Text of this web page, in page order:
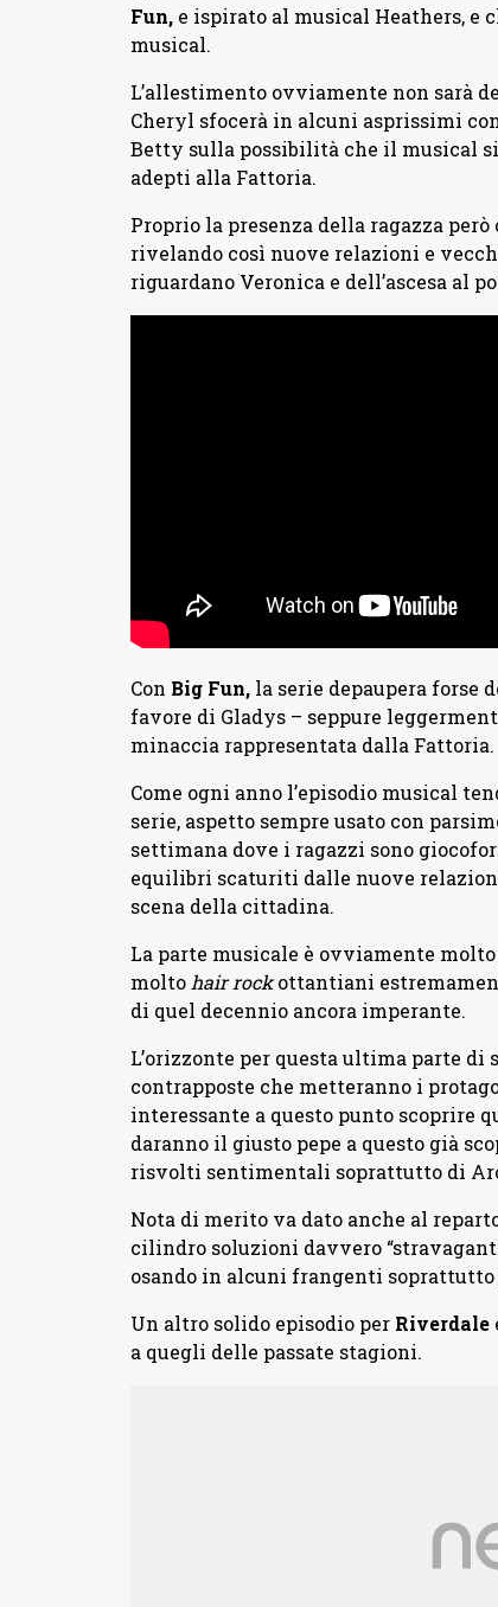
Fun,e ispirato al musical Heathers, e
musical.
L’allestimento ovviamente non sarà
Cheryl sfocerà in alcuni asprissimi
Betty sulla possibilità che il musical
adepti alla Fattoria.
Proprio la presenza della ragazza
rivelando così nuove relazioni e
riguardano Veronica e dell’ascesa al
Con Big Fun,la serie depaupera forse
favore di Gladys – seppure
minaccia rappresentata dalla Fattoria.
Come ogni anno l’episodio musical
serie, aspetto sempre usato con
settimana dove i ragazzi sono
equilibri scaturiti dalle nuove
scena della cittadina.
La parte musicale è ovviamente
moltohair rockottantiani
di quel decennio ancora imperante.
L’orizzonte per questa ultima parte di
contrapposte che metteranno i
interessante a questo punto scoprire
daranno il giusto pepe a questo già
risvolti sentimentali soprattutto di
Nota di merito va dato anche al
cilindro soluzioni davvero
osando in alcuni frangenti
Un altro solido episodio per Riverdale
a quegli delle passate stagioni.